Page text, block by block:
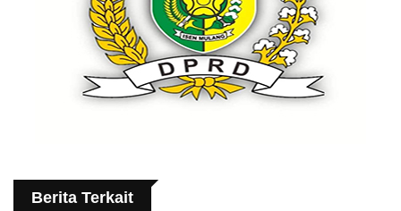
Berita Terkait